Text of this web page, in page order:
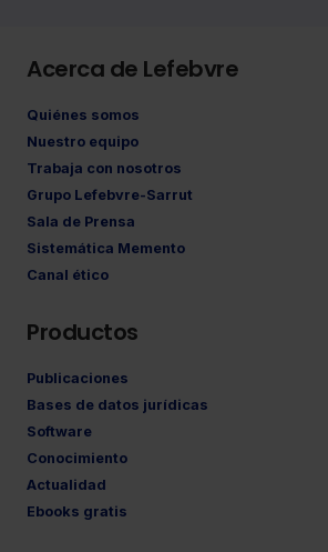
Acerca de Lefebvre
Quiénes somos
Nuestro equipo
Trabaja con nosotros
Grupo Lefebvre-Sarrut
Sala de Prensa
Sistemática Memento
Canal ético
Productos
Publicaciones
Bases de datos jurídicas
Software
Conocimiento
Actualidad
Ebooks gratis